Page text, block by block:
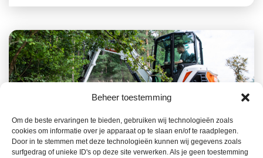
Beheer toestemming
Om de beste ervaringen te bieden, gebruiken wij technologieën zoals
cookies om informatie over je apparaat op te slaan en/of te raadplegen.
Door in te stemmen met deze technologieën kunnen wij gegevens zoals
surfgedrag of unieke ID's op deze site verwerken. Als je geen toestemming
ACTUEEL NIEUWS
Het Bobcat-gamma, een belangrijke troef in de